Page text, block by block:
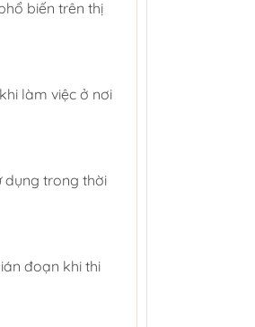
biến trên thị
làm việc ở nơi
dụng trong thời
đoạn khi thi